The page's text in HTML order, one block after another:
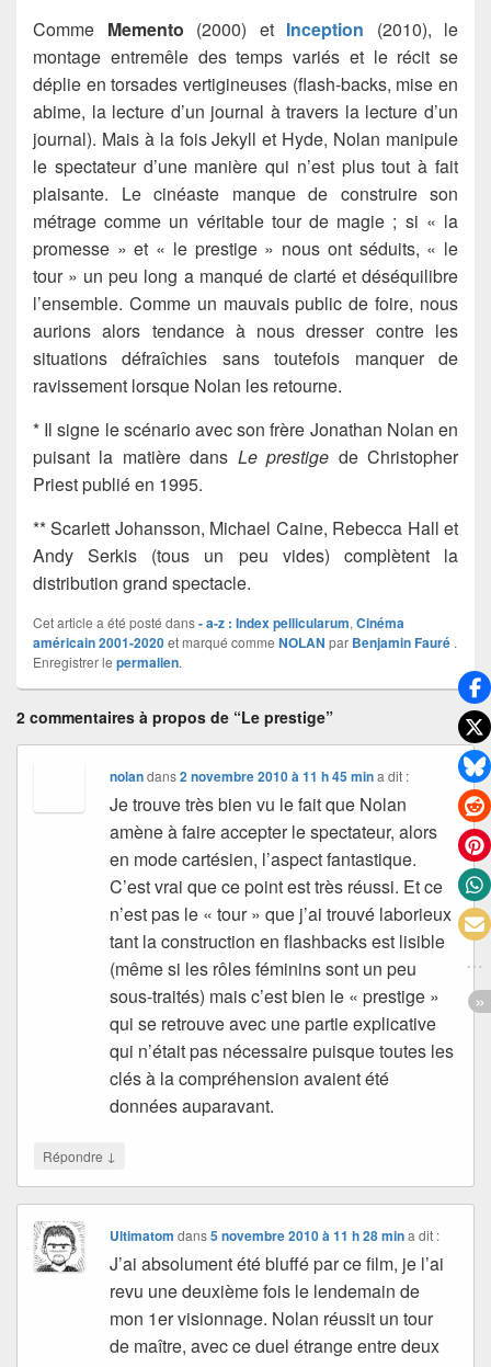
Comme Memento (2000) et Inception (2010), le
montage entremêle des temps variés et le récit se
déplie en torsades vertigineuses (flash-backs, mise en
abime, la lecture d’un journal à travers la lecture d’un
journal). Mais à la fois Jekyll et Hyde, Nolan manipule
le spectateur d’une manière qui n’est plus tout à fait
plaisante. Le cinéaste manque de construire son
métrage comme un véritable tour de magie ; si « la
promesse » et « le prestige » nous ont séduits, « le
tour » un peu long a manqué de clarté et déséquilibre
l’ensemble. Comme un mauvais public de foire, nous
aurions alors tendance à nous dresser contre les
situations défraîchies sans toutefois manquer de
ravissement lorsque Nolan les retourne.
* Il signe le scénario avec son frère Jonathan Nolan en
puisant la matière dans Le prestige de Christopher
Priest publié en 1995.
** Scarlett Johansson, Michael Caine, Rebecca Hall et
Andy Serkis (tous un peu vides) complètent la
distribution grand spectacle.
Cet article a été posté dans- a-z : Index pellicularum,Cinéma
américain 2001-2020et marqué comme NOLAN par Benjamin Fauré .
Enregistrer le permalien.
2 commentaires à propos de “Le prestige”
nolandans2 novembre 2010 à 11 h 45 min a dit :
Je trouve très bien vu le fait que Nolan
amène à faire accepter le spectateur, alors
en mode cartésien, l’aspect fantastique.
C’est vrai que ce point est très réussi. Et ce
n’est pas le « tour » que j’ai trouvé laborieux
tant la construction en flashbacks est lisible
(même si les rôles féminins sont un peu
sous-traités) mais c’est bien le « prestige »
qui se retrouve avec une partie explicative
qui n’était pas nécessaire puisque toutes les
clés à la compréhension avaient été
données auparavant.
Répondre ↓
Ultimatom dans5 novembre 2010 à 11 h 28 min a dit :
J’ai absolument été bluffé par ce film, je l’ai
revu une deuxième fois le lendemain de
mon 1er visionnage. Nolan réussit un tour
de maître, avec ce duel étrange entre deux